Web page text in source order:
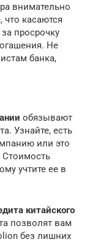
внимательно
что касаются
просрочку
Не
банка,
обязывают
Узнайте, есть
или это
учтите ее в
китайского
позволят вам
без лишних